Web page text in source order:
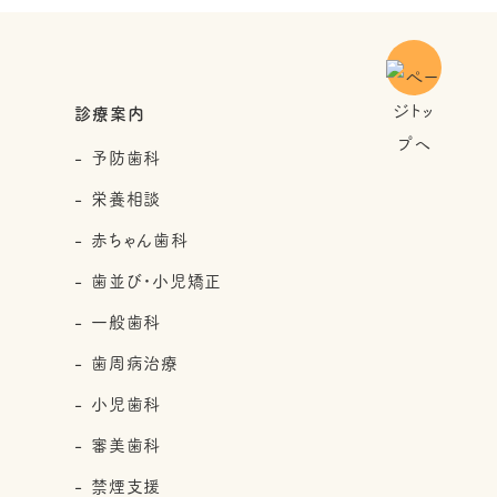
診療案内
予防歯科
栄養相談
赤ちゃん歯科
歯並び・小児矯正
一般歯科
歯周病治療
小児歯科
審美歯科
禁煙支援